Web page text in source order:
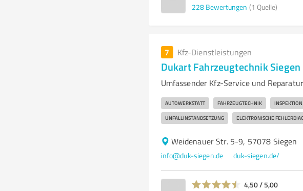
228 Bewertungen (1 Quelle)
7 Kfz-Dienstleistungen
Dukart Fahrzeugtechnik Siegen
Umfassender Kfz-Service und
AUTOWERKSTATT FAHRZEUGTECHNIK INSPEKTION
UNFALLINSTANDSETZUNG ELEKTRONISCHE
Weidenauer Str. 5-9, 57078 Siegen
info@duk-siegen.de duk-siegen.de/
4,50 / 5,00